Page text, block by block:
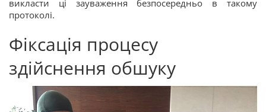
викласти ці зауваження безпосередньо в такому
протоколі.
Фіксація процесу
здійснення обшуку